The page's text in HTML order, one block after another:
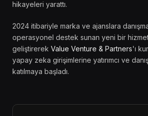
hikayeleri yarattı.
2024 itibariyle marka ve ajanslara
operasyonel destek sunan yeni bir
geliştirerek Value Venture & Partners'ı
yapay zeka girişimlerine yatırımcı ve
katılmaya başladı.